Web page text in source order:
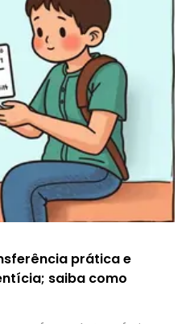
prática e
saiba como